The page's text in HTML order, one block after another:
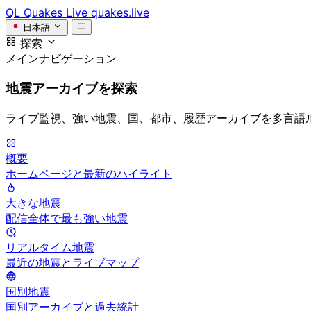
QL Quakes Live quakes.live
日本語
探索
メインナビゲーション
地震アーカイブを探索
ライブ監視、強い地震、国、都市、履歴アーカイブを多言語
概要
ホームページと最新のハイライト
大きな地震
配信全体で最も強い地震
リアルタイム地震
最近の地震とライブマップ
国別地震
国別アーカイブと過去統計